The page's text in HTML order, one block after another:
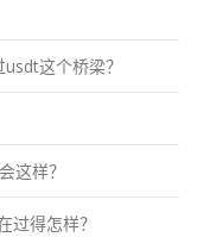
这个桥梁？
这样？
过得怎样？